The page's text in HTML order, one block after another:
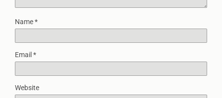
Name*
Email *
Website